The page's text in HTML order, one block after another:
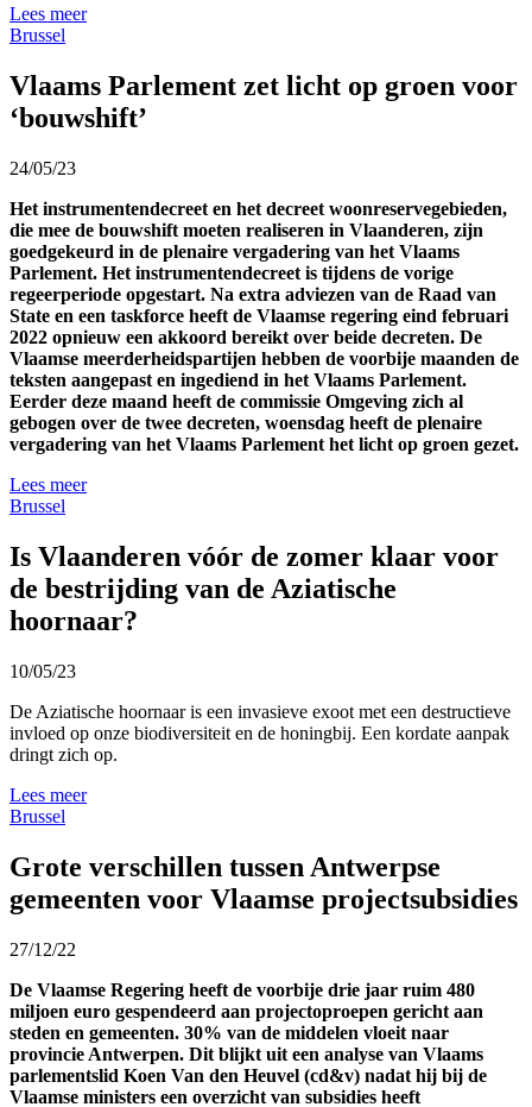
Lees meer
Brussel
Vlaams Parlement zet licht op groen voor
‘bouwshift’
24/05/23
Het instrumentendecreet en het decreet woonreservegebieden,
die mee de bouwshift moeten realiseren in Vlaanderen, zijn
goedgekeurd in de plenaire vergadering van het Vlaams
Parlement. Het instrumentendecreet is tijdens de vorige
regeerperiode opgestart. Na extra adviezen van de Raad van
State en een taskforce heeft de Vlaamse regering eind februari
2022 opnieuw een akkoord bereikt over beide decreten. De
Vlaamse meerderheidspartijen hebben de voorbije maanden de
teksten aangepast en ingediend in het Vlaams Parlement.
Eerder deze maand heeft de commissie Omgeving zich al
gebogen over de twee decreten, woensdag heeft de plenaire
vergadering van het Vlaams Parlement het licht op groen gezet.
Lees meer
Brussel
Is Vlaanderen vóór de zomer klaar voor
de bestrijding van de Aziatische
hoornaar?
10/05/23
De Aziatische hoornaar is een invasieve exoot met een destructieve
invloed op onze biodiversiteit en de honingbij. Een kordate aanpak
dringt zich op.
Lees meer
Brussel
Grote verschillen tussen Antwerpse
gemeenten voor Vlaamse projectsubsidies
27/12/22
De Vlaamse Regering heeft de voorbije drie jaar ruim 480
miljoen euro gespendeerd aan projectoproepen gericht aan
steden en gemeenten. 30% van de middelen vloeit naar
provincie Antwerpen. Dit blijkt uit een analyse van Vlaams
parlementslid Koen Van den Heuvel (cd&v) nadat hij bij de
Vlaamse ministers een overzicht van subsidies heeft